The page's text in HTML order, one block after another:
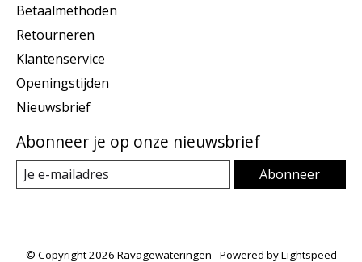
Betaalmethoden
Retourneren
Klantenservice
Openingstijden
Nieuwsbrief
Abonneer je op onze nieuwsbrief
Abonneer
© Copyright 2026 Ravagewateringen - Powered byLightspeed